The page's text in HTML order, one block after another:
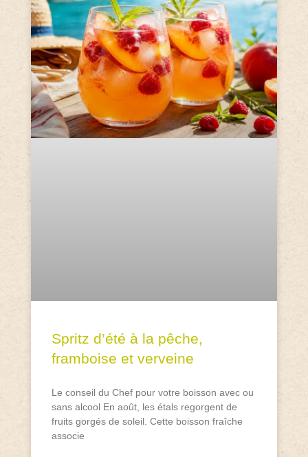
Spritz d’été à la pêche,
framboise et verveine
Le conseil du Chef pour votre boisson avec ou
sans alcool En août, les étals regorgent de
fruits gorgés de soleil. Cette boisson fraîche
associe